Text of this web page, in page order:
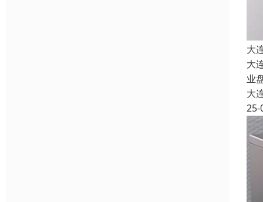
大
大
业
大
25-